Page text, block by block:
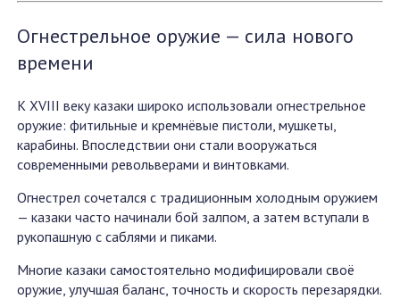
Огнестрельное оружие — сила нового
времени
К XVIII веку казаки широко использовали огнестрельное
оружие: фитильные и кремнёвые пистоли, мушкеты,
карабины. Впоследствии они стали вооружаться
современными револьверами и винтовками.
Огнестрел сочетался с традиционным холодным оружием
— казаки часто начинали бой залпом, а затем вступали в
рукопашную с саблями и пиками.
Многие казаки самостоятельно модифицировали своё
оружие, улучшая баланс, точность и скорость перезарядки.